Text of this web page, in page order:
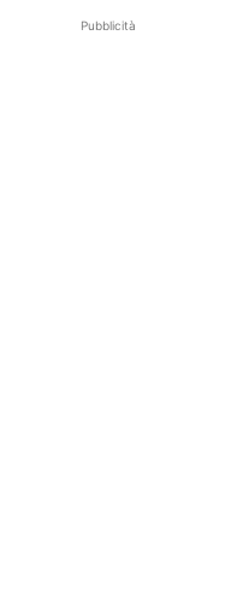
Pubblicità